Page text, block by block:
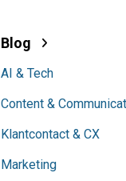
Blog
AI & Tech
Content &
Klantcontact & CX
Marketing